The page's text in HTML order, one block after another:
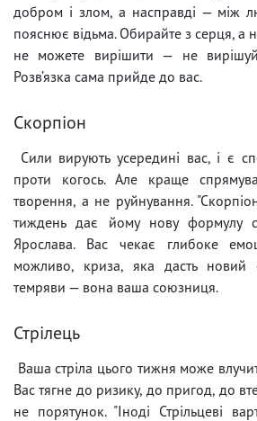
добром і злом, а насправді — між
пояснює відьма. Обирайте з серця, а
не можете вирішити — не
Розв’язка сама прийде до вас.
Скорпіон
Сили вирують усередині вас, і є
проти когось. Але краще
творення, а не руйнування.
тиждень дає йому нову формулу
Ярослава. Вас чекає глибоке
можливо, криза, яка дасть новий
темряви — вона ваша союзниця.
Стрілець
Ваша стріла цього тижня може
Вас тягне до ризику, до пригод, до
не порятунок. "Іноді Стрільцеві